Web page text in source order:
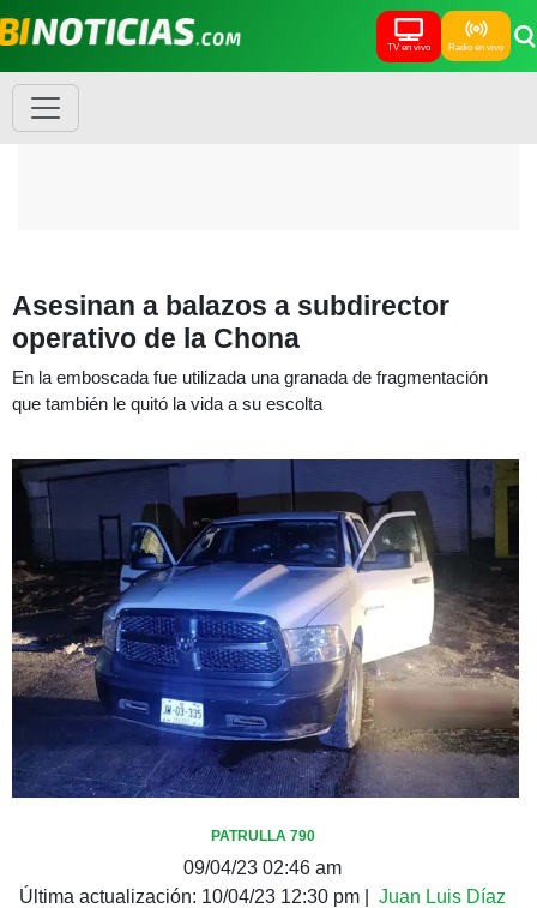
TV en vivo Radio en vivo
Asesinan a balazos a subdirector
operativo de la Chona
En la emboscada fue utilizada una granada de fragmentación
que también le quitó la vida a su escolta
PATRULLA 790
09/04/23 02:46 am
Última actualización: 10/04/23 12:30 pm Juan Luis Díaz